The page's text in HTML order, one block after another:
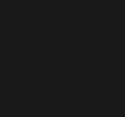
button.